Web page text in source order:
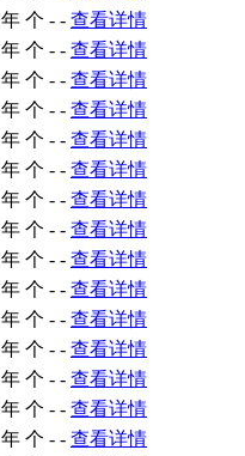
年 个 - - 查看详情
年 个 - - 查看详情
年 个 - - 查看详情
年 个 - - 查看详情
年 个 - - 查看详情
年 个 - - 查看详情
年 个 - - 查看详情
年 个 - - 查看详情
年 个 - - 查看详情
年 个 - - 查看详情
年 个 - - 查看详情
年 个 - - 查看详情
年 个 - - 查看详情
年 个 - - 查看详情
年 个 - - 查看详情